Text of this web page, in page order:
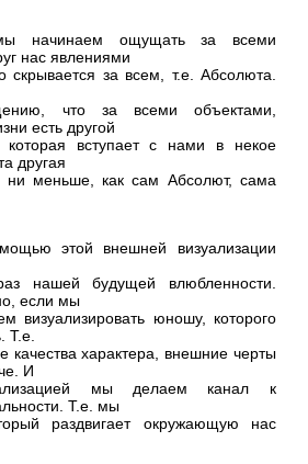
начинаем ощущать за всеми
нас явлениями
скрывается за всем, т.е. Абсолюта.
что за всеми объектами,
есть другой
которая вступает с нами в некое
другая
ни меньше, как сам Абсолют, сама
этой внешней визуализации
нашей будущей влюбленности.
если мы
визуализировать юношу, которого
Т.е.
качества характера, внешние черты
И
мы делаем канал к
Т.е. мы
раздвигает окружающую нас